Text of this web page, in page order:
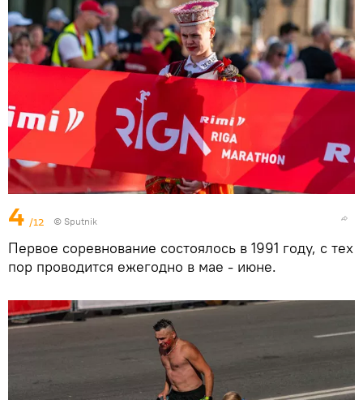
4 /12 © Sputnik
Первое соревнование состоялось в 1991 году, с тех
пор проводится ежегодно в мае - июне.